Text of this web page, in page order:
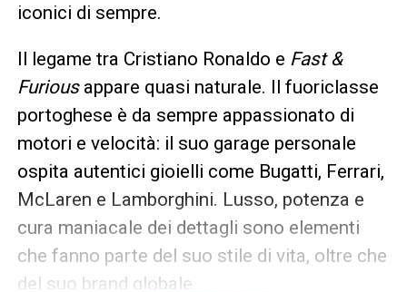
iconici di sempre.
Il legame tra Cristiano Ronaldo e Fast &
Furiousappare quasi naturale. Il fuoriclasse
portoghese è da sempre appassionato di
motori e velocità: il suo garage personale
ospita autentici gioielli come Bugatti, Ferrari,
McLaren e Lamborghini. Lusso, potenza e
cura maniacale dei dettagli sono elementi
che fanno parte del suo stile di vita, oltre che
del suo brand globale.